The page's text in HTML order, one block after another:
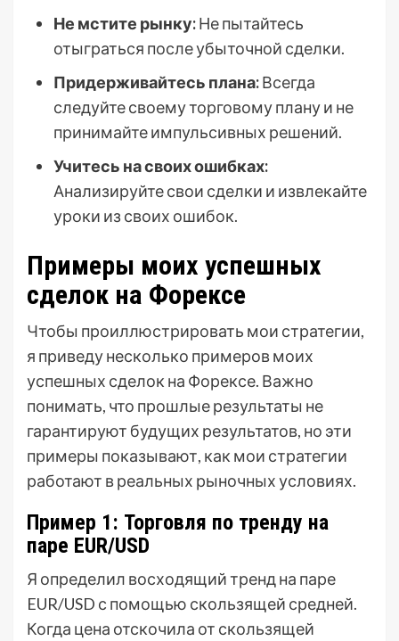
Не мстите рынку:Не пытайтесь
отыграться после убыточной сделки.
Придерживайтесь плана:Всегда
следуйте своему торговому плану и не
принимайте импульсивных решений.
Учитесь на своих ошибках:
Анализируйте свои сделки и извлекайте
уроки из своих ошибок.
Примеры моих успешных
сделок на Форексе
Чтобы проиллюстрировать мои стратегии,
я приведу несколько примеров моих
успешных сделок на Форексе. Важно
понимать, что прошлые результаты не
гарантируют будущих результатов, но эти
примеры показывают, как мои стратегии
работают в реальных рыночных условиях.
Пример 1: Торговля по тренду на
паре EUR/USD
Я определил восходящий тренд на паре
EUR/USD с помощью скользящей средней.
Когда цена отскочила от скользящей